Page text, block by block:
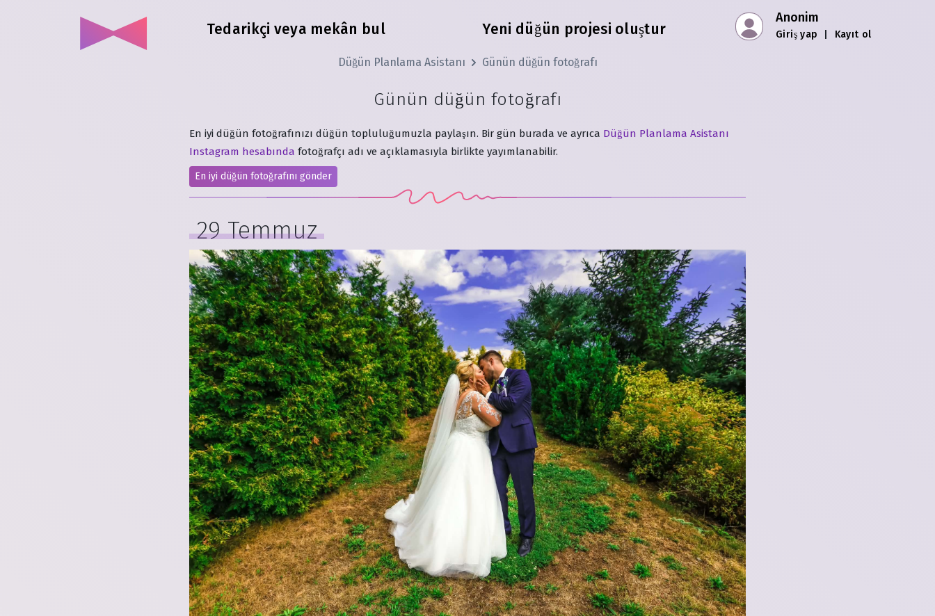
Tedarikçi veya mekân bul Yeni düğün projesi oluştur
Anonim
Giriş yap Kayıt ol
Düğün Planlama Asistanı Günün düğün fotoğrafı
Günün düğün fotoğrafı
En iyi düğün fotoğrafınızı düğün topluluğumuzla paylaşın. Bir gün burada ve ayrıca Düğün Planlama Asistanı
Instagram hesabında fotoğrafçı adı ve açıklamasıyla birlikte yayımlanabilir.
En iyi düğün fotoğrafını gönder
29 Temmuz